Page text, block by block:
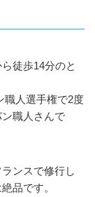
徒歩14分のと
職人選手権で2度
職人さんで
ンスで修行し
品です。